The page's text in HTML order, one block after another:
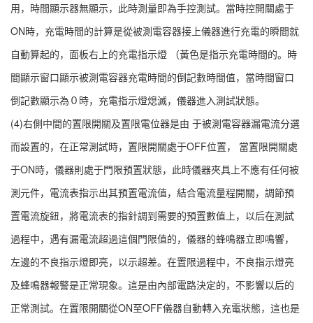
用，時間顯示器無顯示，此時測量即為手控測試。當時控開關處于
ON時，充電時間的計算是從被測電容器接上儀器進行充電的瞬間就
自動算起的，面板右上的充電指示燈 （黃色是指示充電時間的。時
間顯示窗口顯示被測電容器充電時間的倒記數時間值，當時間窗口
倒記數顯示為０時，充電指示燈熄滅，儀器進入測試狀態。
(4)右側中間的置限開關及置限電位器是由 于被測電容器漏電流分選
而設置的，在正常測試時，置限開關處于OFF位置， 當置限開關處
于ON時，儀器則處于門限預置狀態，此時儀器夾具上不應有任何被
測元件，電流表指示出其預置電流值，結合電流量程開關，調節預
置電流旋鈕，將電流表的指針調到需要的預置數值上，以后在測試
過程中，遇有漏電流超過這個門限值的，儀器的蜂鳴器立即鳴響，
左邊的不良指示燈即亮，以示超差。在置限過程中，不良指示燈亮
及蜂鳴器報警是正常現象。這是由內部電路決定的，不影響以后的
正常測試。在置限開關從ON至OFF儀器自動轉入充電狀態，這也是